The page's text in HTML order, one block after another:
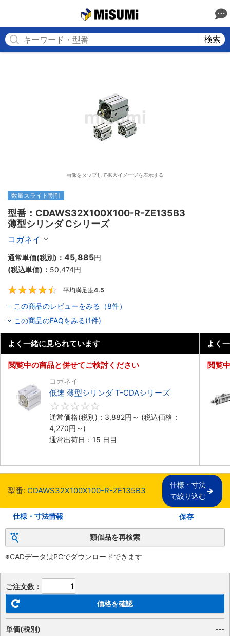
検索
画像をタップして拡大イメージを表示する
数量スライド割引
型番：CDAWS32X100X100-R-ZE135B3
薄型シリンダ Cシリーズ
コガネイ
通常単価(税別)： 45,885円
(税込単価)： 50,474円
平均満足度4.5
この商品のレビューをみる（8件）
この商品のFAQをみる(1件)
よく一緒に見られています
閲覧中の商品と併せてご検討ください
コガネイ
低速 薄型シリンダ T-CDAシリーズ
通常価格(税別)： 3,882円 ～ (税込価格：
4,270円 ～)
通常出荷日：15 日目
よく
閲覧
型番: CDAWS32X100X100-R-ZE135B3
仕様・寸法
で絞り込む
仕様・寸法情報 保存
類似品を再検索
※CADデータはPCでダウンロードできます
ご注文数：
価格を確認
単価(税別) ---